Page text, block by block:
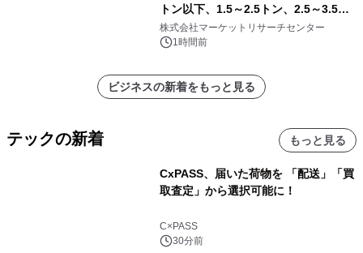
トン以下、1.5～2.5トン、2.5～3.5ト
ン、3.5～5.0トン、その他）・分析レ
ポートを発表
株式会社マーケットリサーチセンター
1時間前
ビジネスの新着をもっと見る
テックの新着 もっと見る
CxPASS、届いた荷物を 「配送」「買
取査定」から選択可能に！
C×PASS
30分前